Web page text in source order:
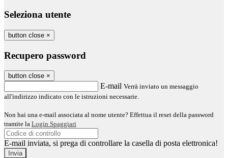
Seleziona utente
button close ×
Recupero password
button close ×
E-mail Verrà inviato un messaggio
all'indirizzo indicato con le istruzioni necessarie.
Non hai una e-mail associata al nome utente? Effettua il reset della password
tramite la Login Spaggiari
E-mail inviata, si prega di controllare la casella di posta elettronica!